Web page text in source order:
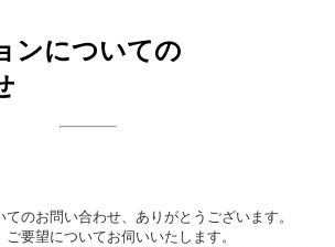
ンについての
のお問い合わせ、ありがとうございます。
要望についてお伺いいたします。